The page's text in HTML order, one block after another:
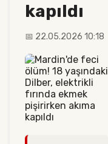
kapıldı
📅 22.05.2026 10:18